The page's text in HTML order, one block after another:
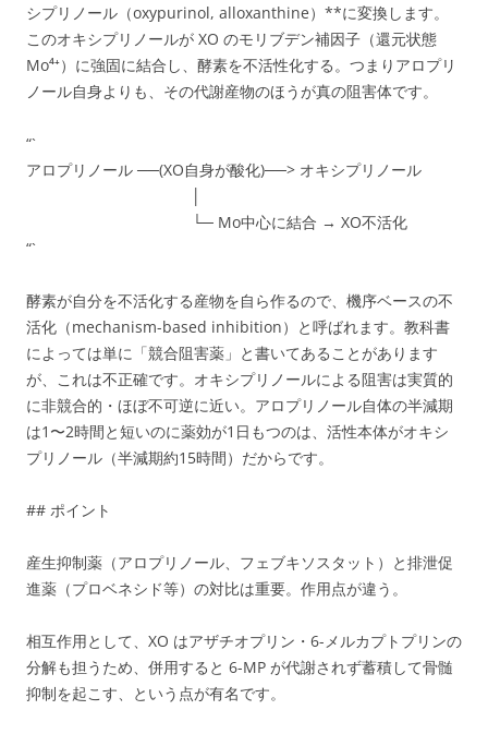
シプリノール（oxypurinol, alloxanthine）**に変換します。
このオキシプリノールが XO のモリブデン補因子（還元状態
Mo⁴⁺）に強固に結合し、酵素を不活性化する。つまりアロプリ
ノール自身よりも、その代謝産物のほうが真の阻害体です。
“`
アロプリノール ──(XO自身が酸化)──> オキシプリノール
└─ Mo中心に結合 → XO不活化
“`
酵素が自分を不活化する産物を自ら作るので、機序ベースの不
活化（mechanism-based inhibition）と呼ばれます。教科書
によっては単に「競合阻害薬」と書いてあることがあります
が、これは不正確です。オキシプリノールによる阻害は実質的
に非競合的・ほぼ不可逆に近い。アロプリノール自体の半減期
は1〜2時間と短いのに薬効が1日もつのは、活性本体がオキシ
プリノール（半減期約15時間）だからです。
## ポイント
産生抑制薬（アロプリノール、フェブキソスタット）と排泄促
進薬（プロベネシド等）の対比は重要。作用点が違う。
相互作用として、XO はアザチオプリン・6-メルカプトプリンの
分解も担うため、併用すると 6-MP が代謝されず蓄積して骨髄
抑制を起こす、という点が有名です。